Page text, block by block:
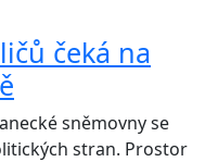
čeká na
sněmovny se
stran. Prostor